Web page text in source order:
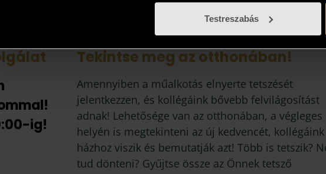
Testreszabás
ig!
Tekintse meg az otthonában!
Amennyiben a műalkotás elnyerte tetszését
jelentkezzen, és kollégáink bővebb felvilágosítást
adnak! Lehetősége van az otthonában, a végleges
helyén is megtekinteni az új kedvencét, kollégáink
házhoz viszik és bemutatják azt! Több is tetszik?
tud dönteni? Gyűjtse össze az Önnek tetsző